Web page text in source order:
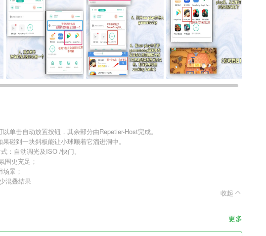
单击自动放置按钮，其余部分由Repetier-Host完成。
碰到一块斜板能让小球顺着它溜进洞中。
：自动调光及ISO /快门。
围更充足；
景；
混叠结果
收起
更多